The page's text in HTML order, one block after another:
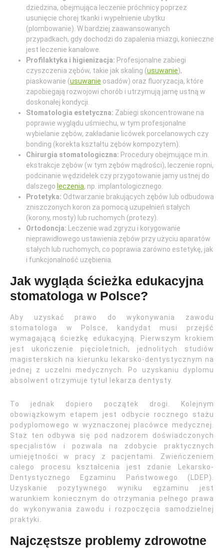
dziedzina, obejmująca leczenie próchnicy poprzez
usunięcie chorej tkanki i wypełnienie ubytku
(plombowanie). W bardziej zaawansowanych
przypadkach, gdy dochodzi do zapalenia miazgi, konieczne
jest leczenie kanałowe.
Profilaktyka i higienizacja: Profesjonalne zabiegi
czyszczenia zębów, takie jak skaling (usuwanie),
piaskowanie (usuwanie osadów) oraz fluoryzacja, które
zapobiegają rozwojowi chorób i utrzymują jamę ustną w
doskonałej kondycji.
Stomatologia estetyczna: Zabiegi skoncentrowane na
poprawie wyglądu uśmiechu, w tym profesjonalne
wybielanie zębów, zakładanie licówek porcelanowych czy
bonding (korekta kształtu zębów kompozytem).
Chirurgia stomatologiczna: Procedury obejmujące m.in.
ekstrakcje zębów (w tym zębów mądrości), leczenie ropni,
podcinanie wędzidełek czy przygotowanie jamy ustnej do
dalszego leczenia, np. implantologicznego.
Protetyka: Odtwarzanie brakujących zębów lub odbudowa
zniszczonych koron za pomocą uzupełnień stałych
(korony, mosty) lub ruchomych (protezy).
Ortodoncja: Leczenie wad zgryzu i korygowanie
nieprawidłowego ustawienia zębów przy użyciu aparatów
stałych lub ruchomych, co poprawia zarówno estetykę, jak
i funkcjonalność uzębienia.
Jak wygląda ścieżka edukacyjna
stomatologa w Polsce?
Aby uzyskać prawo do wykonywania zawodu
stomatologa w Polsce, kandydat musi przejść
wymagającą ścieżkę edukacyjną. Pierwszym krokiem
jest ukończenie pięcioletnich, jednolitych studiów
magisterskich na kierunku lekarsko-dentystycznym na
jednej z uczelni medycznych. Po uzyskaniu dyplomu
absolwent otrzymuje tytuł lekarza dentysty.
To jednak dopiero początek drogi. Kolejnym
obowiązkowym etapem jest odbycie rocznego stażu
podyplomowego w wyznaczonej placówce medycznej.
Staż ten odbywa się pod nadzorem doświadczonych
specjalistów i pozwala na zdobycie praktycznych
umiejętności w pracy z pacjentami. Zwieńczeniem
całego procesu kształcenia jest zdanie Lekarsko-
Dentystycznego Egzaminu Państwowego (LDEP).
Uzyskanie pozytywnego wyniku egzaminu jest
warunkiem koniecznym do otrzymania pełnego prawa
do wykonywania zawodu i rozpoczęcia samodzielnej
praktyki.
Najczęstsze problemy zdrowotne